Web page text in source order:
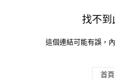
找不到
這個連結可能有誤，
首頁